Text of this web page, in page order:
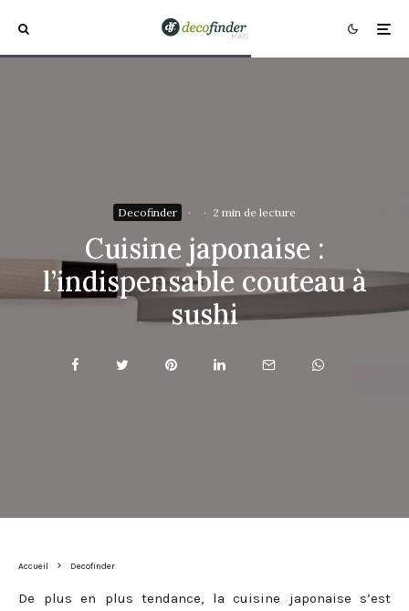
Decofinder · · 2 min de lecture
Cuisine japonaise :
l’indispensable couteau à
sushi
Accueil Decofinder
De plus en plus tendance, la cuisine japonaise s’est